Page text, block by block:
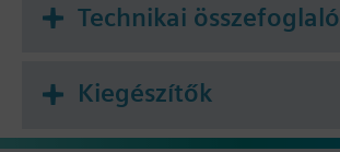
Technikai összefoglaló
Kiegészítők